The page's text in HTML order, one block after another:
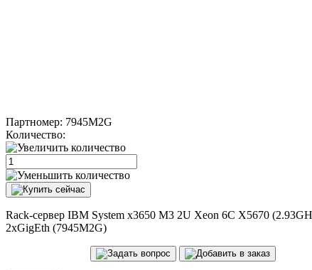
Партномер: 7945M2G
Количество:
Rack-сервер IBM System x3650 M3 2U Xeon 6C X5670
2xGigEth (7945M2G)